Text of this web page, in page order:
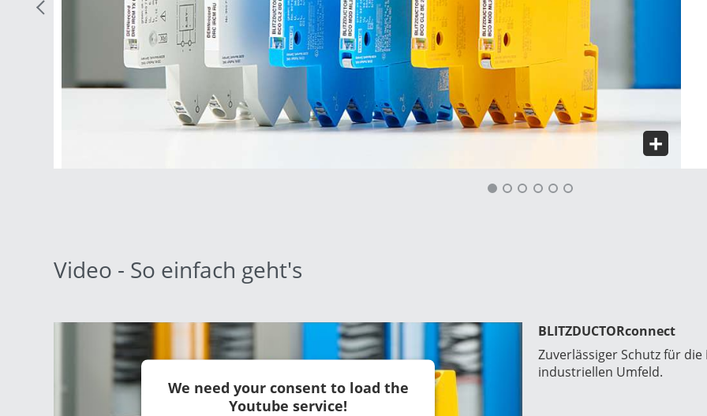
Previous Slide
Video - So einfach geht's
We need your consent to load the
Youtube service!
BLITZDUCTORconnect
Zuverlässiger Schutz für
industriellen Umfeld.